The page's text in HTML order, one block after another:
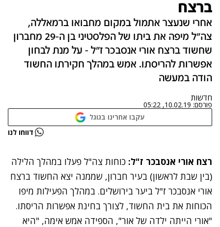
ברצח
אחרי שנעצר אתמול במקום מחבואו ברמאללה,
צה"ל מיפה את ביתו של הפלסטיני בן ה-29 מחברון
שחשוד ברצח אורי אנסבכר ז"ל - על מנת לבחון
אפשרות להריסתו. אמש במהלך חקירתו החשוד
הודה במעשה
חדשות
פורסם: 10.02.19, 05:22
עקבו אחרינו בגוגל
נתקלנו בבעיה דווחו לנו
רצח אורי אנסבכר ז"ל: כוחות צה"ל פעלו במהלך הלילה
(בין שבת לראשון) בעיר חברון, שממנה יצא החשוד ברצח
אורי אנסבכר ז"ל ביער בירושלים. במהלך הפעילות מיפו
הכוחות את בית החשוד, לצורך בחינת אפשרות הריסתו.
"אורי הייתה ילדה של אור", הספידה אמש אימה, "היא